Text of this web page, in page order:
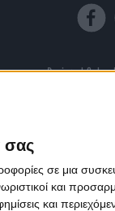
σας
σε μια
και
και
Designed &